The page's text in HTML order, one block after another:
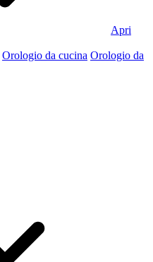
Apri
Orologio da cucina Orologio da